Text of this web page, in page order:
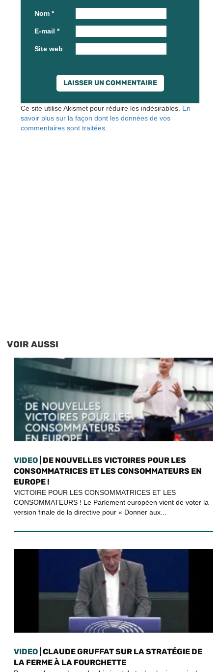
Nom *
E-mail *
Site web
Ce site utilise Akismet pour réduire les indésirables. En
savoir plus sur la façon dont les données de vos
commentaires sont traitées
VOIR AUSSI
VIDEO | DE NOUVELLES VICTOIRES POUR LES
CONSOMMATRICES ET LES CONSOMMATEURS EN
EUROPE !
VICTOIRE POUR LES CONSOMMATRICES ET LES
CONSOMMATEURS ! Le Parlement européen vient de voter la
version finale de la directive pour « Donner aux...
VIDEO | CLAUDE GRUFFAT SUR LA STRATÉGIE DE
LA FERME À LA FOURCHETTE